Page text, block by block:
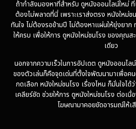
ถ้ากำลังมองหาที่สำหรับ ดูหนังออนไลน์ใหม่
ต้องไม่พลาดที่นี่ เพราะเราส่งตรง หนังใหม่ช
ทันใจ ไม่ต้องรอข้ามปี ไม่ต้องหาแผ่นให้ยุ่งยาก
ให้ครบ เพื่อให้การ ดูหนังใหม่ชนโรง ของคุณส
เดียว
นอกจากความเร็วในการอัปเดต ดูหนังออนไล
ของตัวเล่นก็คือจุดเด่นที่ตั้งใจพัฒนามาเพื่อค
กดเลือก หนังใหม่ชนโรง เรื่องไหน ก็มั่นใจไ
เคลียร์ชัด ช่วยให้การ ดูหนังใหม่ชนโรง ต่อเ
โฆษณามาคอยขัดอารมณ์ให้เ